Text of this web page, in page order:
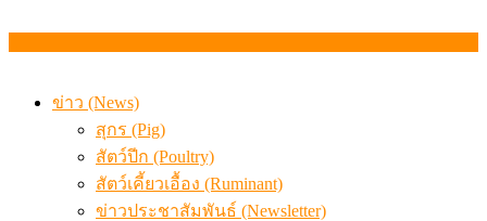
ข่าว (News)
สุกร (Pig)
สัตว์ปีก (Poultry)
สัตว์เคี้ยวเอื้อง (Ruminant)
ข่าวประชาสัมพันธ์ (Newsletter)